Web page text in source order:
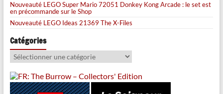
Nouveauté LEGO Super Mario 72051 Donkey Kong Arcade : le set est
en précommande sur le Shop
Nouveauté LEGO Ideas 21369 The X-Files
Catégories
Catégories